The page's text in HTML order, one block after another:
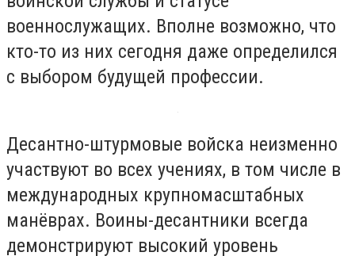
военнослужащих. Вполне возможно, что
кто-то из них сегодня даже определился
с выбором будущей профессии.
Десантно-штурмовые войска неизменно
участвуют во всех учениях, в том числе в
международных крупномасштабных
манёврах. Воины-десантники всегда
демонстрируют высокий уровень